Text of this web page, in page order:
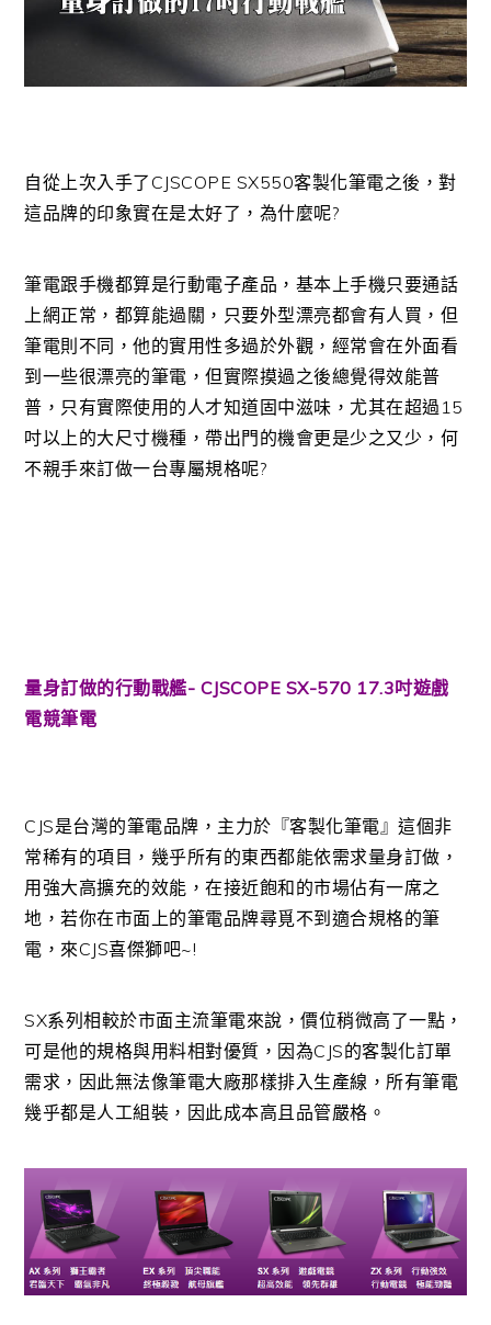
自從上次入手了CJSCOPE SX550客製化筆電之後，對
這品牌的印象實在是太好了，為什麼呢?
筆電跟手機都算是行動電子產品，基本上手機只要通話
上網正常，都算能過關，只要外型漂亮都會有人買，但
筆電則不同，他的實用性多過於外觀，經常會在外面看
到一些很漂亮的筆電，但實際摸過之後總覺得效能普
普，只有實際使用的人才知道固中滋味，尤其在超過15
吋以上的大尺寸機種，帶出門的機會更是少之又少，何
不親手來訂做一台專屬規格呢?
量身訂做的行動戰艦- CJSCOPE SX-570 17.3吋遊戲
電競筆電
CJS是台灣的筆電品牌，主力於『客製化筆電』這個非
常稀有的項目，幾乎所有的東西都能依需求量身訂做，
用強大高擴充的效能，在接近飽和的市場佔有一席之
地，若你在市面上的筆電品牌尋覓不到適合規格的筆
電，來CJS喜傑獅吧~!
SX系列相較於市面主流筆電來說，價位稍微高了一點，
可是他的規格與用料相對優質，因為CJS的客製化訂單
需求，因此無法像筆電大廠那樣排入生產線，所有筆電
幾乎都是人工組裝，因此成本高且品管嚴格。